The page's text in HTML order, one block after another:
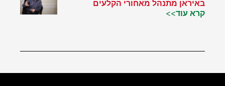
באיראן מתנהל מאחורי הקלעים
קרא עוד>>